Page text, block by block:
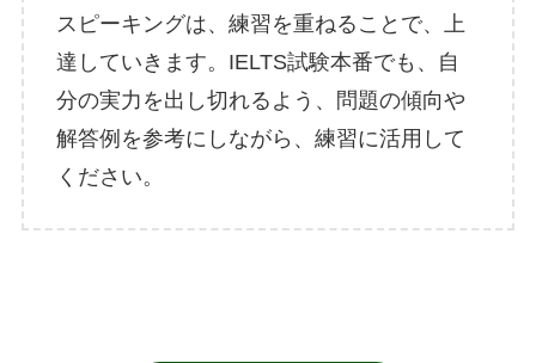
スピーキングは、練習を重ねることで、上
達していきます。IELTS試験本番でも、自
分の実力を出し切れるよう、問題の傾向や
解答例を参考にしながら、練習に活用して
ください。